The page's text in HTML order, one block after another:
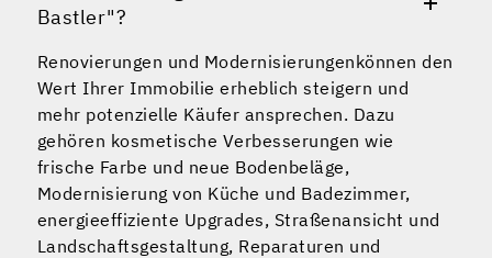
Bastler"?
Renovierungen und Modernisierungenkönnen den
Wert Ihrer Immobilie erheblich steigern und
mehr potenzielle Käufer ansprechen. Dazu
gehören kosmetische Verbesserungen wie
frische Farbe und neue Bodenbeläge,
Modernisierung von Küche und Badezimmer,
energieeffiziente Upgrades, Straßenansicht und
Landschaftsgestaltung, Reparaturen und